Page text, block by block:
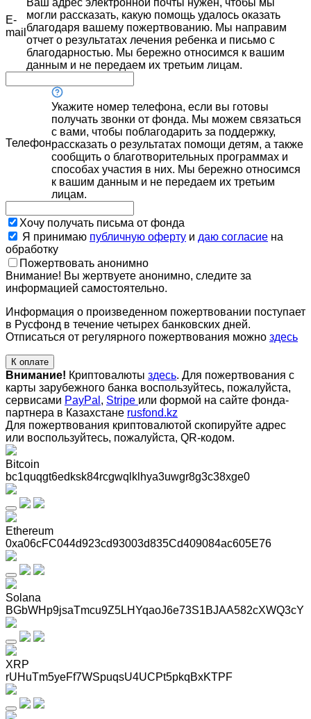
E-
mail
могли рассказать, какую помощь удалось оказать
благодаря вашему пожертвованию. Мы направим
отчет о результатах лечения ребенка и письмо с
благодарностью. Мы бережно относимся к вашим
данным и не передаем их третьим лицам.
Телефон
Укажите номер телефона, если вы готовы
получать звонки от фонда. Мы можем связаться
с вами, чтобы поблагодарить за поддержку,
рассказать о результатах помощи детям, а также
сообщить о благотворительных программах и
способах участия в них. Мы бережно относимся
к вашим данным и не передаем их третьим
лицам.
Хочу получать письма от фонда
Я принимаю публичную оферту и даю согласие на
обработку
Пожертвовать анонимно
Внимание! Вы жертвуете анонимно, следите за
информацией самостоятельно.
Информация о произведенном пожертвовании поступает
в Русфонд в течение четырех банковских дней.
Отписаться от регулярного пожертвования можно здесь
К оплате
Внимание! Криптовалюты здесь. Для пожертвования с
карты зарубежного банка воспользуйтесь, пожалуйста,
сервисами PayPal , Stripe или формой на сайте фонда-
партнера в Казахстане rusfond.kz
Для пожертвования криптовалютой скопируйте адрес
или воспользуйтесь, пожалуйста, QR-кодом.
Bitcoin
bc1quqgt6edksk84rcgwqlklhya3uwgr8g3c38xge0
Ethereum
0xa06cFC044d923cd93003d835Cd409084ac605E76
Solana
BGbWHp9jsaTmcu9Z5LHYqaoJ6e73S1BJAA582cXWQ3cY
XRP
rUHuTm5yeFf7WSpuqsU4UCPt5pkqBxKTPF